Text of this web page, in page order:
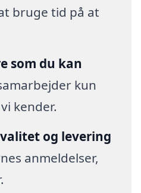
bruge tid på at
som du kan
kun
kender.
og levering
anmeldelser,